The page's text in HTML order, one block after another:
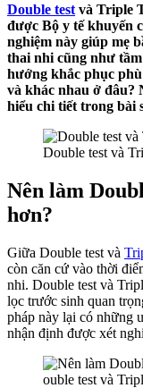
Double test và Triple
được Bộ y tế khuyến
nghiệm này giúp mẹ
thai nhi cũng như
hướng khắc phục
và khác nhau ở đâu?
hiểu chi tiết trong bài
Double test và
Nên làm
hơn?
Giữa Double test và
còn căn cứ vào thời
nhi. Double test và
lọc trước sinh quan
pháp này lại có những
nhận định được xét
ouble test và